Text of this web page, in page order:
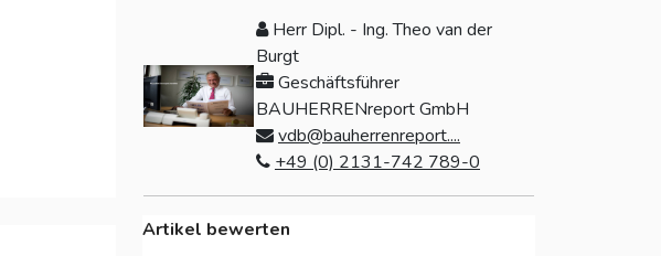
Herr Dipl. - Ing. Theo van der
Burgt
Geschäftsführer
BAUHERRENreport GmbH
vdb@bauherrenreport....
+49 (0) 2131-742 789-0
Artikel bewerten